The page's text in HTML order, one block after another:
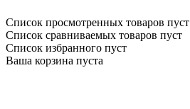
Список просмотренных товаров пуст
Список сравниваемых товаров пуст
Список избранного пуст
Ваша корзина пуста